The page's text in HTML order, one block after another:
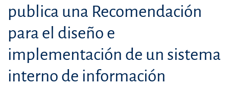
publica una Recomendación
para el diseño e
implementación de un sistema
interno de información